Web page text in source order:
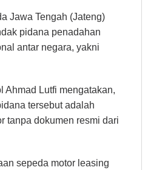
Jawa Tengah (Jateng)
pidana penadahan
antar negara, yakni
Ahmad Lutfi mengatakan,
tersebut adalah
tanpa dokumen resmi dari
sepeda motor leasing